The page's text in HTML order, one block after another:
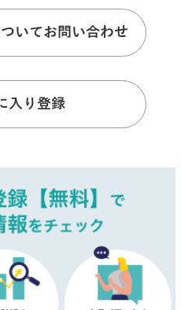
いてお問い合わせ
入り登録